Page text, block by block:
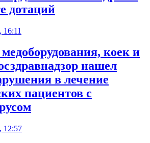
дотаций
16:11
коек и
нашел
в лечение
пациентов с
12:57